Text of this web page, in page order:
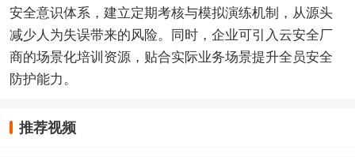
安全意识体系，建立定期考核与模拟演练机制，从源头
减少人为失误带来的风险。同时，企业可引入云安全厂
商的场景化培训资源，贴合实际业务场景提升全员安全
防护能力。
推荐视频